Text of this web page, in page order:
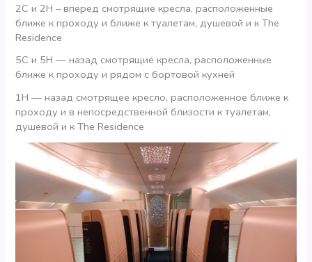
2С и 2Н – вперед смотрящие кресла, расположенные
ближе к проходу и ближе к туалетам, душевой и к The
Residence
5С и 5Н — назад смотрящие кресла, расположенные
ближе к проходу и рядом с бортовой кухней
1Н — назад смотрящее кресло, расположенное ближе к
проходу и в непосредственной близости к туалетам,
душевой и к The Residence